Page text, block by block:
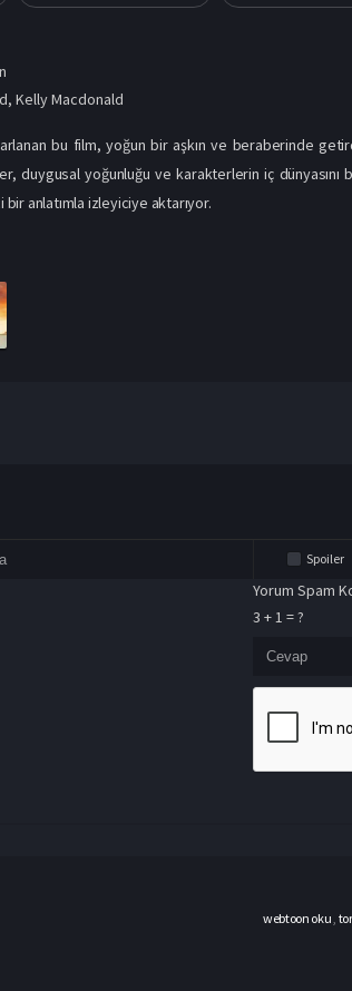
,Kelly Macdonald
bu film, yoğun bir aşkın ve beraberinde
duygusal yoğunluğu ve karakterlerin iç dünyasını
bir anlatımla izleyiciye aktarıyor.
Spoiler
Yorum Spam
3 + 1 = ?
webtoon oku